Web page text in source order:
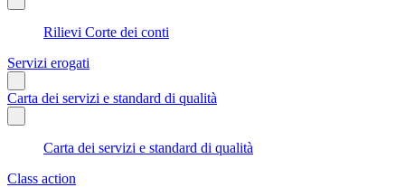
Rilievi Corte dei conti
Servizi erogati
Carta dei servizi e standard di qualità
Carta dei servizi e standard di qualità
Class action